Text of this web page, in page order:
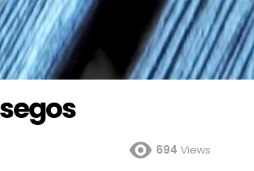
694 Views